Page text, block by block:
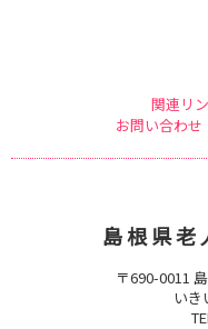
関連リ
お問い合わせ
島根県老
〒690-0011
いき